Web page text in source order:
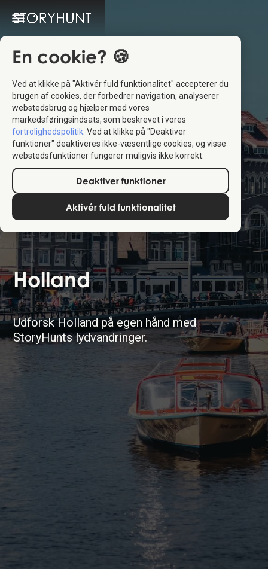
En cookie? 🍪
Ved at klikke på "Aktivér fuld funktionalitet" accepterer du
brugen af cookies, der forbedrer navigation, analyserer
webstedsbrug og hjælper med vores
markedsføringsindsats, som beskrevet i vores
fortrolighedspolitik . Ved at klikke på "Deaktiver
funktioner" deaktiveres ikke-væsentlige cookies, og visse
webstedsfunktioner fungerer muligvis ikke korrekt.
Deaktiver funktioner
Aktivér fuld funktionalitet
Holland
Udforsk Holland på egen hånd med
StoryHunts lydvandringer.